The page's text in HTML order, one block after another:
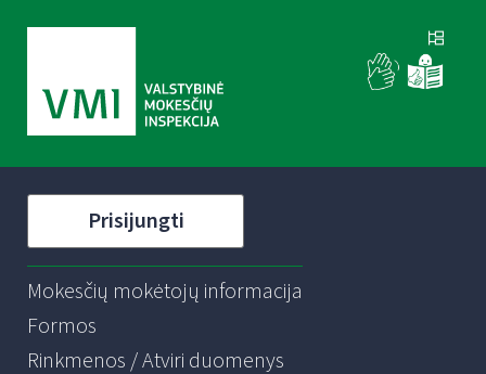
Prisijungti
Mokesčių mokėtojų informacija
Formos
Rinkmenos / Atviri duomenys